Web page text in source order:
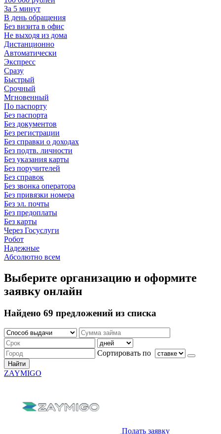
За 5 минут
В день обращения
Без визита в офис
Не выходя из дома
Дистанционно
Автоматически
Экспресс
Сразу
Быстрый
Срочный
Мгновенный
По паспорту
Без паспорта
Без документов
Без регистрации
Без справки о доходах
Без подтв. личности
Без указания карты
Без поручителей
Без справок
Без звонка оператора
Без привязки номера
Без эл. почты
Без предоплаты
Без карты
Через Госуслуги
Робот
Надежные
Абсолютно всем
Выберите организацию и оформите
заявку онлайн
Найдено 69 предложений из списка
Сортировать по
Найти
ZAYMIGO
Подать заявку